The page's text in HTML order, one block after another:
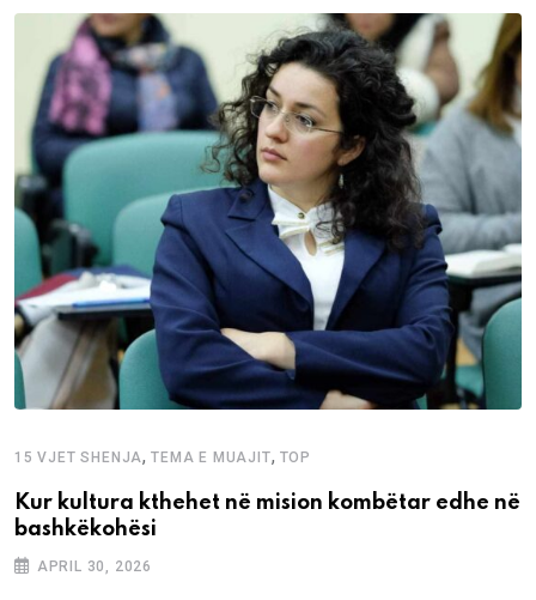
15 VJET SHENJA,TEMA E MUAJIT, TOP
Kur kultura kthehet në mision kombëtar edhe në
bashkëkohësi
APRIL 30, 2026